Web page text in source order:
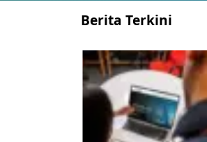
Berita Terkini